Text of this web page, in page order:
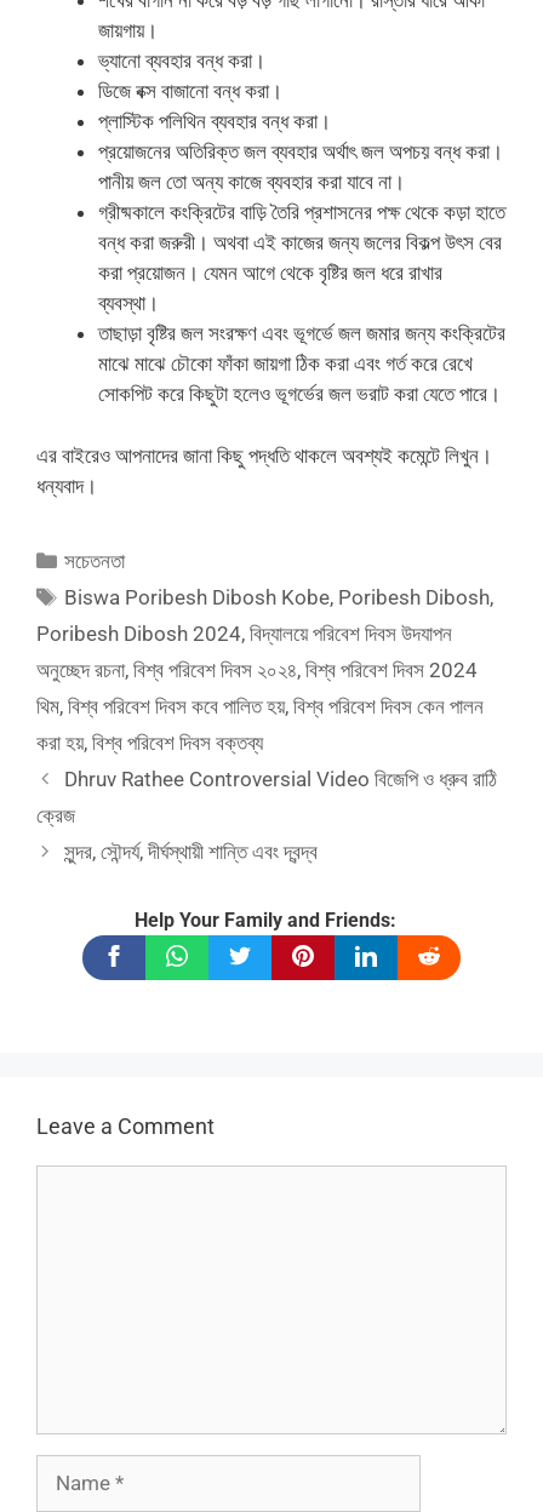
জায়গায়।
ভ্যানো ব্যবহার বন্ধ করা।
ডিজে বক্স বাজানো বন্ধ করা।
প্লাস্টিক পলিথিন ব্যবহার বন্ধ করা।
প্রয়োজনের অতিরিক্ত জল ব্যবহার অর্থাৎ জল অপচয় বন্ধ করা।
পানীয় জল তো অন্য কাজে ব্যবহার করা যাবে না।
গ্রীষ্মকালে কংক্রিটের বাড়ি তৈরি প্রশাসনের পক্ষ থেকে কড়া হাতে
বন্ধ করা জরুরী। অথবা এই কাজের জন্য জলের বিকল্প উৎস বের
করা প্রয়োজন। যেমন আগে থেকে বৃষ্টির জল ধরে রাখার
ব্যবস্থা।
তাছাড়া বৃষ্টির জল সংরক্ষণ এবং ভূগর্ভে জল জমার জন্য কংক্রিটের
মাঝে মাঝে চৌকো ফাঁকা জায়গা ঠিক করা এবং গর্ত করে রেখে
সোকপিট করে কিছুটা হলেও ভূগর্ভের জল ভরাট করা যেতে পারে।
এর বাইরেও আপনাদের জানা কিছু পদ্ধতি থাকলে অবশ্যই কমেন্টে লিখুন।
ধন্যবাদ।
Categories
সচেতনতা
Tags
Biswa Poribesh Dibosh Kobe, Poribesh Dibosh,
Poribesh Dibosh 2024, বিদ্যালয়ে পরিবেশ দিবস উদযাপন
অনুচ্ছেদ রচনা, বিশ্ব পরিবেশ দিবস ২০২৪, বিশ্ব পরিবেশ দিবস 2024
থিম, বিশ্ব পরিবেশ দিবস কবে পালিত হয়, বিশ্ব পরিবেশ দিবস কেন পালন
করা হয়, বিশ্ব পরিবেশ দিবস বক্তব্য
Dhruv Rathee Controversial Video বিজেপি ও ধ্রুব রাঠি
ক্রেজ
সুন্দর, সৌন্দর্য, দীর্ঘস্থায়ী শান্তি এবং দ্বন্দ্ব
Help Your Family and Friends:
Leave a Comment